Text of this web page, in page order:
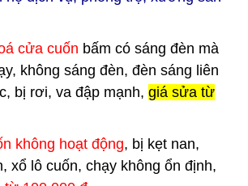
cửa cuốn bấm có sáng đèn mà
không sáng đèn, đèn sáng liên
bị rơi, va đập mạnh, giá sửa từ
không hoạt động, bị kẹt nan,
xổ lô cuốn, chạy không ổn định,